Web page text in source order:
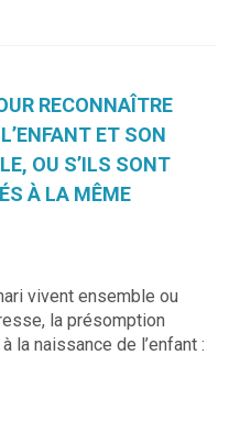
RECONNAÎTRE
ET SON
OU S’ILS SONT
À LA MÊME
vivent ensemble ou
la présomption
la naissance de l’enfant :